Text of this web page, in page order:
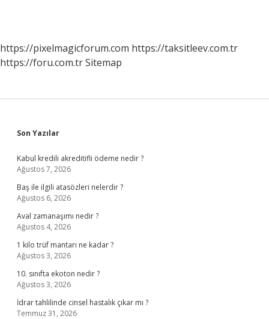
https://pixelmagicforum.com https://taksitleev.com.tr
https://foru.com.trSitemap
Sidebar
Son Yazılar
Kabul kredili akreditifli ödeme nedir ?
Ağustos 7, 2026
Baş ile ilgili atasözleri nelerdir ?
Ağustos 6, 2026
Aval zamanaşımı nedir ?
Ağustos 4, 2026
1 kilo trüf mantarı ne kadar ?
Ağustos 3, 2026
10. sınıfta ekoton nedir ?
Ağustos 3, 2026
İdrar tahlilinde cinsel hastalık çıkar mı ?
Temmuz 31, 2026